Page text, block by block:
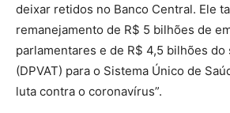
deixar retidos no Banco Central. Ele
remanejamento de R$ 5 bilhões de
parlamentares e de R$ 4,5 bilhões
(DPVAT) para o Sistema Único de
luta contra o coronavírus”.